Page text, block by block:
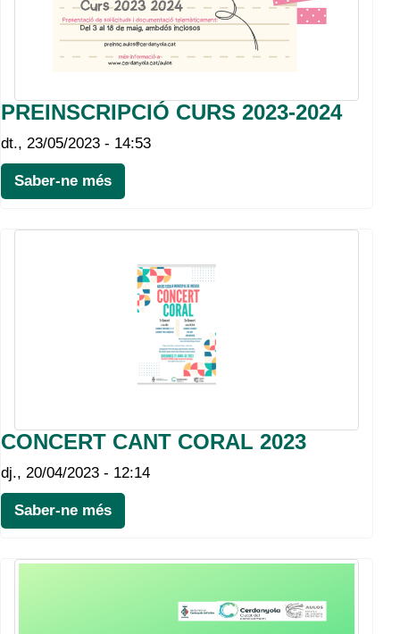
PREINSCRIPCIÓ CURS 2023-2024
dt., 23/05/2023 - 14:53
Saber-ne més
CONCERT CANT CORAL 2023
dj., 20/04/2023 - 12:14
Saber-ne més